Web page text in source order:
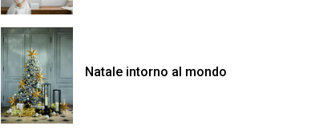
Natale intorno al mondo